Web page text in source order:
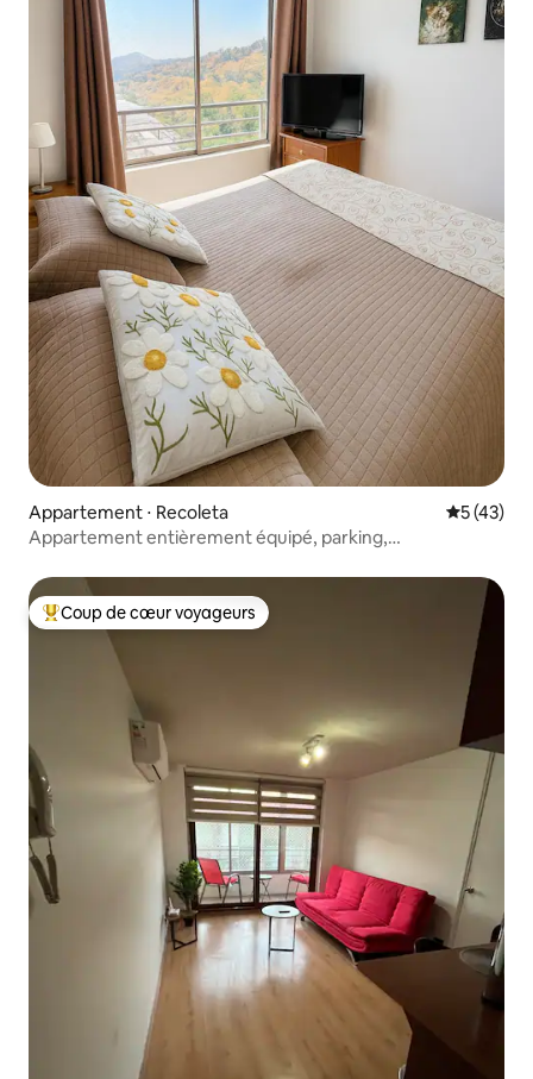
Appartement ⋅ Recoleta
5 (43)
Appartement entièrement équipé, parking,
Coups de cœur voyageurs les plus appréciés
Coup de cœur voyageurs